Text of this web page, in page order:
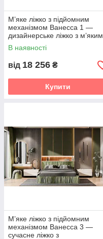
М’яке ліжко з підйомним
механізмом Ванесса 1 —
дизайнерське ліжко з м’яким
узголів’ям та нішею для
білизни Світ меблів
В наявності
від 18 256 ₴
Купити
М’яке ліжко з підйомним
механізмом Ванесса 3 —
сучасне ліжко з